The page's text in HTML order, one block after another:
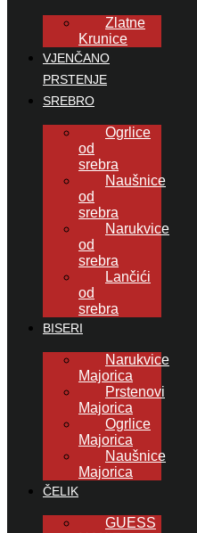
Zlatne
Krunice
VJENČANO
PRSTENJE
SREBRO
Ogrlice
od
srebra
Naušnice
od
srebra
Narukvice
od
srebra
Lančići
od
srebra
BISERI
Narukvice
Majorica
Prstenovi
Majorica
Ogrlice
Majorica
Naušnice
Majorica
ČELIK
GUESS